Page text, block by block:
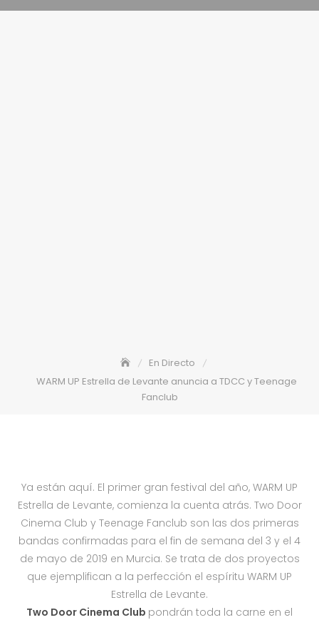
En Directo
WARM UP Estrella de Levante anuncia a TDCC y Teenage
Fanclub
Ya están aquí. El primer gran festival del año, WARM UP
Estrella de Levante, comienza la cuenta atrás. Two Door
Cinema Club y Teenage Fanclub son las dos primeras
bandas confirmadas para el fin de semana del 3 y el 4
de mayo de 2019 en Murcia. Se trata de dos proyectos
que ejemplifican a la perfección el espíritu WARM UP
Estrella de Levante.
Two Door Cinema Club pondrán toda la carne en el